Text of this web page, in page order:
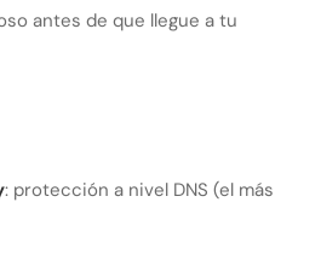
antes de que llegue a tu
: protección a nivel DNS (el más